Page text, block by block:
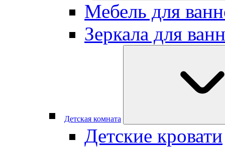
Мебель для
Зеркала для
Детская комната
Детские кровати